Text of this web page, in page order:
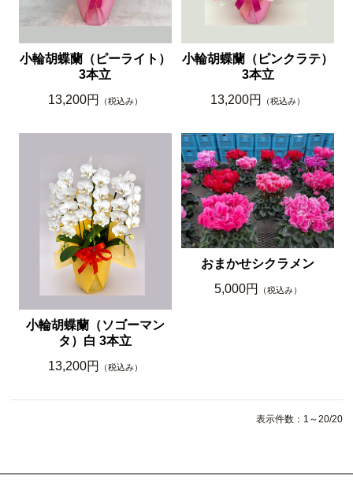
小輪胡蝶蘭（ピーライト）
3本立
13,200円
（税込み）
小輪胡蝶蘭（ピンクラテ）
3本立
13,200円
（税込み）
小輪胡蝶蘭（ソゴーマン
タ）白 3本立
13,200円
（税込み）
おまかせシクラメン
5,000円
（税込み）
表示件数：1～20/20